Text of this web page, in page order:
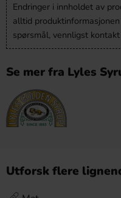
Endringer i innholdet av
alltid
spørsmål, vennligst
Se mer fra Lyles
Utforsk flere